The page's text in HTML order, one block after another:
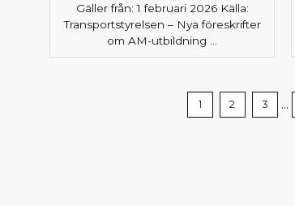
Gäller från: 1 februari 2026 Källa:
Transportstyrelsen – Nya föreskrifter
om AM-utbildning ...
1 2 3 ...